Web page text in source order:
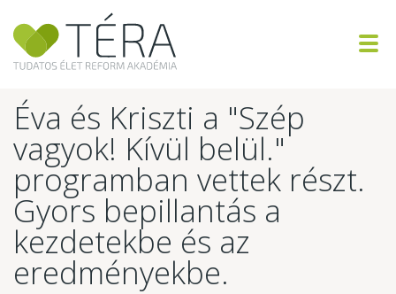
Éva és Kriszti a "Szép
vagyok! Kívül belül."
programban vettek részt.
Gyors bepillantás a
kezdetekbe és az
eredményekbe.